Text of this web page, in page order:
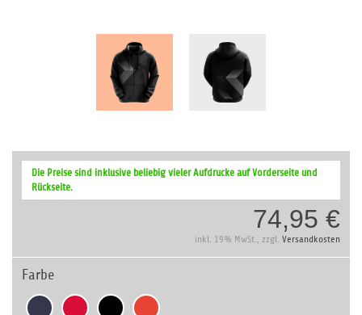
Anfang
Bildergalerie
Die Preise sind inklusive beliebig vieler Aufdrucke auf Vorderseite und
Rückseite.
74,95 €
inkl. 19% MwSt., zzgl. Versandkosten
Farbe